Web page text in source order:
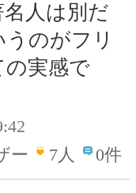
人は別だ
のがフリ
の実感で
ー
7人 0件